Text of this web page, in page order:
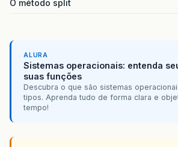
O método split
ALURA
Sistemas operacionais: entenda
suas funções
Descubra o que são sistemas
tipos. Aprenda tudo de forma clara e
tempo!